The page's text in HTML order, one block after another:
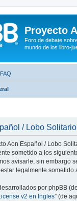
Proyecto
Foro de debate
mundo de los libro-
FAQ
/ Lobo
Aon Español / Lobo
sometido a los
avisarle, sin embargo
legalmente
por phpBB
v2 en Ingles” (de